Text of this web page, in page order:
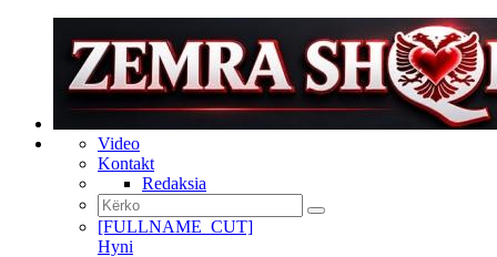
Video
Kontakt
Redaksia
[FULLNAME_CUT]
Hyni